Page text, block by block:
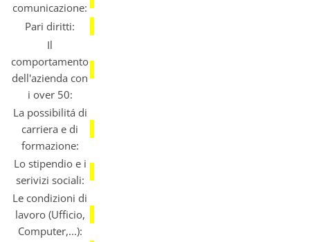
comunicazione:
Pari diritti:
Il
comportamento
dell'azienda con
i over 50:
La possibilitá di
carriera e di
formazione:
Lo stipendio e i
serivizi sociali:
Le condizioni di
lavoro (Ufficio,
Computer,...):